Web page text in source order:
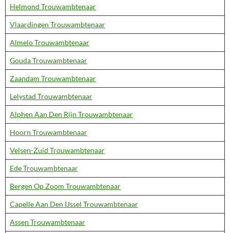
Helmond Trouwambtenaar
Vlaardingen Trouwambtenaar
Almelo Trouwambtenaar
Gouda Trouwambtenaar
Zaandam Trouwambtenaar
Lelystad Trouwambtenaar
Alphen Aan Den Rijn Trouwambtenaar
Hoorn Trouwambtenaar
Velsen-Zuid Trouwambtenaar
Ede Trouwambtenaar
Bergen Op Zoom Trouwambtenaar
Capelle Aan Den IJssel Trouwambtenaar
Assen Trouwambtenaar